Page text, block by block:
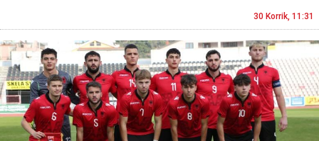
30 Korrik, 11:31